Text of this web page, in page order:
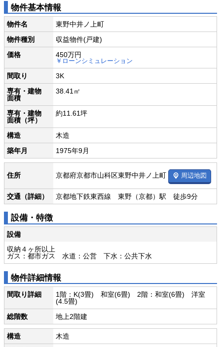
物件基本情報
物件名
東野中井ノ上町
物件種別
収益物件(戸建)
価格
450万円
￥ローンシミュレーション
間取り
3K
専有・建物
面積
38.41㎡
専有・建物
面積（坪）
約11.61坪
構造
木造
築年月
1975年9月
住所 京都府京都市山科区東野中井ノ上町 周辺地図
交通（詳細） 京都地下鉄東西線 東野（京都）駅 徒歩9分
設備・特徴
設備
収納４ヶ所以上
ガス：都市ガス 水道：公営 下水：公共下水
物件詳細情報
間取り詳細
1階：K(3畳) 和室(6畳) 2階：和室(6畳) 洋室
(4.5畳)
総階数
地上2階建
構造
木造